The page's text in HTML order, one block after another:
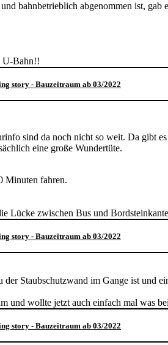
bahnbetrieblich abgenommen ist,
U-Bahn!!
story - Bauzeitraum ab 03/2022
sind da noch nicht so weit. Da gibt
eine große Wundertüte.
Minuten fahren.
Lücke zwischen Bus und
story - Bauzeitraum ab 03/2022
der Staubschutzwand im Gange ist und
und wollte jetzt auch einfach mal was
story - Bauzeitraum ab 03/2022